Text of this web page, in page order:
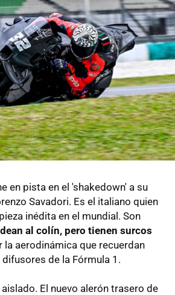
en pista en el 'shakedown' a su
Savadori. Es el italiano quien
inédita en el mundial. Son
al colín, pero tienen surcos
aerodinámica que recuerdan
de la Fórmula 1.
El nuevo alerón trasero de